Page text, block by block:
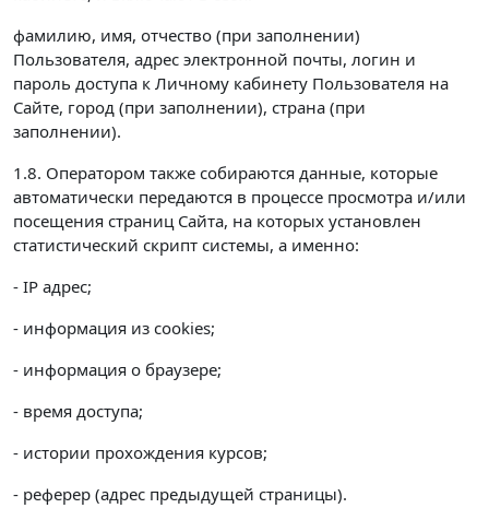
фамилию, имя, отчество (при заполнении)
Пользователя, адрес электронной почты, логин и
пароль доступа к Личному кабинету Пользователя на
Сайте, город (при заполнении), страна (при
заполнении).
1.8. Оператором также собираются данные, которые
автоматически передаются в процессе просмотра и/или
посещения страниц Сайта, на которых установлен
статистический скрипт системы, а именно:
- IP адрес;
- информация из cookies;
- информация о браузере;
- время доступа;
- истории прохождения курсов;
- реферер (адрес предыдущей страницы).